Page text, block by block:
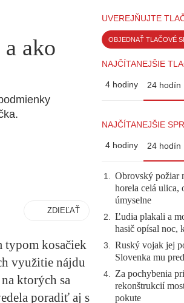
ako
ZDIEĽAŤ
typom kosačiek
využitie nájdu
ktorých sa
poradiť aj s
UVEREJŇUJTE
OBJEDNAŤ TLAČOVÉ
NAJČÍTANEJŠIE
4 hodiny 24 hodín
NAJČÍTANEJŠIE
4 hodiny 24 hodín
1. Obrovský požiar
horela celá ulica,
úmyselne
2. Ľudia plakali a
hasič opísal noc,
3. Ruský vojak jej
Slovenka mu
4. Za pochybenia
rekonštrukcií
pokute